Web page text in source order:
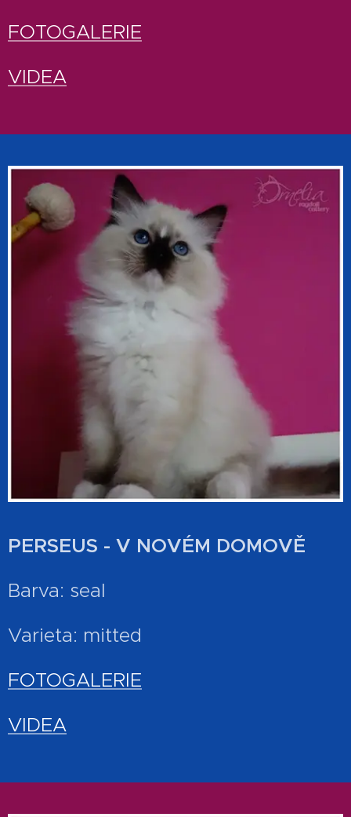
FOTOGALERIE
VIDEA
PERSEUS - V NOVÉM DOMOVĚ
Barva: seal
Varieta: mitted
FOTOGALERIE
VIDEA